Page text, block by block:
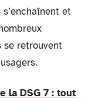
et
se retrouvent
la DSG 7 : tout